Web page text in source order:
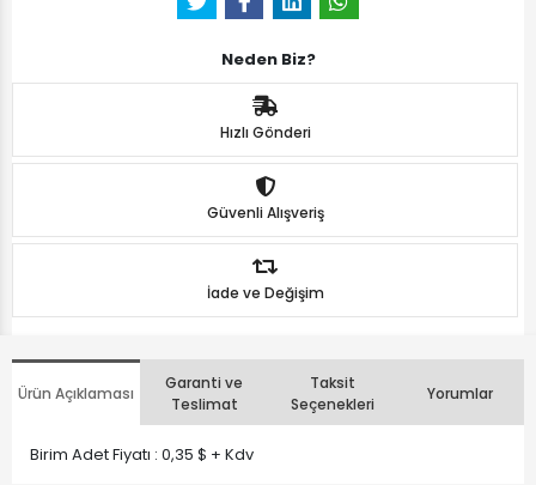
Neden Biz?
Hızlı Gönderi
Güvenli Alışveriş
İade ve Değişim
Ürün Açıklaması
Garanti ve
Teslimat
Taksit
Seçenekleri
Yorumlar
Birim Adet Fiyatı : 0,35 $ + Kdv